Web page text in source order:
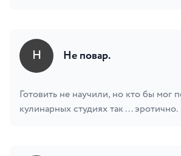
Готовить не научили, но кто бы мог
кулинарных студиях так ... эротично.
Н Не повар.